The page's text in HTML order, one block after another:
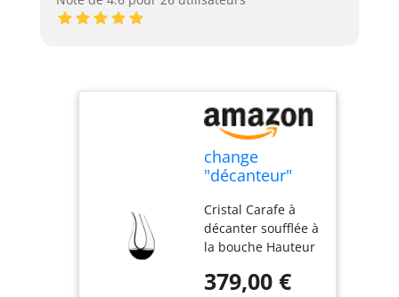
change
"décanteur"
décanter"
Cristal Carafe à
décanter soufflée à
la bouche Hauteur
Capacité : 1500
379,00 €